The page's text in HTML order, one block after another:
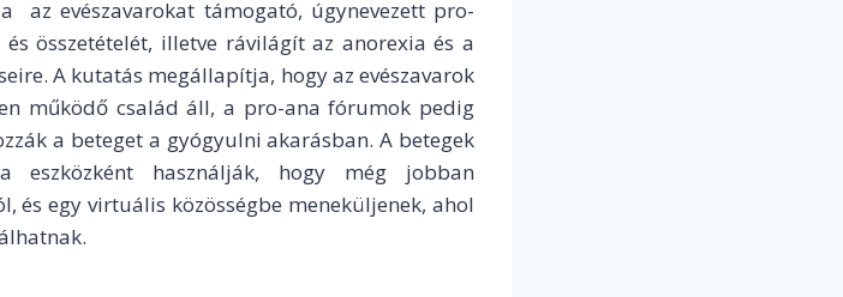
az evészavarokat támogató, úgynevezett pro-
összetételét, illetve rávilágít az anorexia és a
A kutatás megállapítja, hogy az evészavarok
működő család áll, a pro-ana fórumok pedig
a beteget a gyógyulni akarásban. A betegek
eszközként használják, hogy még jobban
és egy virtuális közösségbe meneküljenek, ahol